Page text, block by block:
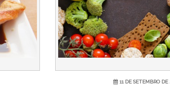
11 DE SETEMBRO DE